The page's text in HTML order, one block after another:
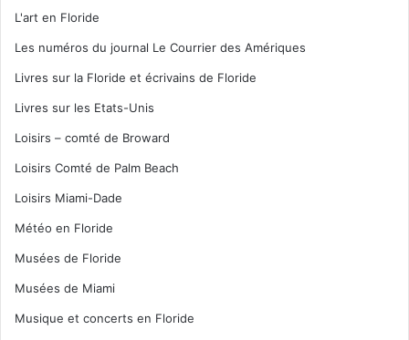
L'art en Floride
Les numéros du journal Le Courrier des Amériques
Livres sur la Floride et écrivains de Floride
Livres sur les Etats-Unis
Loisirs – comté de Broward
Loisirs Comté de Palm Beach
Loisirs Miami-Dade
Météo en Floride
Musées de Floride
Musées de Miami
Musique et concerts en Floride